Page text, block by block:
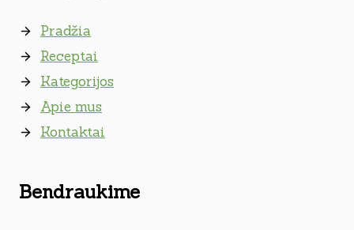
Pradžia
Receptai
Kategorijos
Apie mus
Kontaktai
Bendraukime